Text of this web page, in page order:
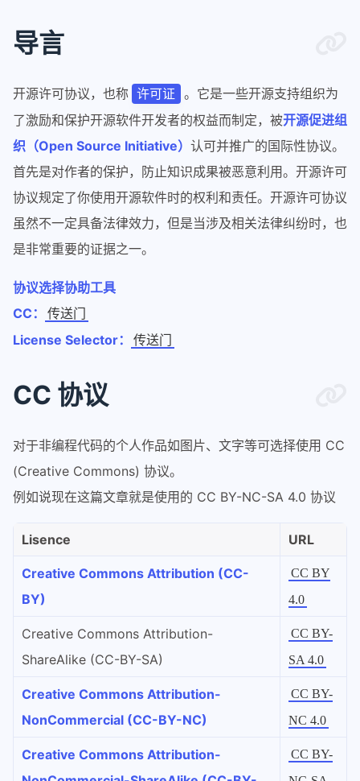
导言
开源许可协议，也称 许可证
。它是一些开源支持组织为
了激励和保护开源软件开发者的权益而制定，被开源促进组
织（Open Source Initiative） 认可并推广的国际性协议。
首先是对作者的保护，防止知识成果被恶意利用。开源许可
协议规定了你使用开源软件时的权利和责任。开源许可协议
虽然不一定具备法律效力，但是当涉及相关法律纠纷时，也
是非常重要的证据之一。
协议选择协助工具
CC：
传送门
License Selector： 传送门
CC 协议
对于非编程代码的个人作品如图片、文字等可选择使用 CC
(Creative Commons) 协议。
例如说现在这篇文章就是使用的 CC BY-NC-SA 4.0 协议
Lisence URL
Creative Commons Attribution (CC-
BY)
CC BY
4.0
Creative Commons Attribution-
ShareAlike (CC-BY-SA)
CC BY-
SA 4.0
Creative Commons Attribution-
NonCommercial (CC-BY-NC)
CC BY-
NC 4.0
Creative Commons Attribution-
CC BY-